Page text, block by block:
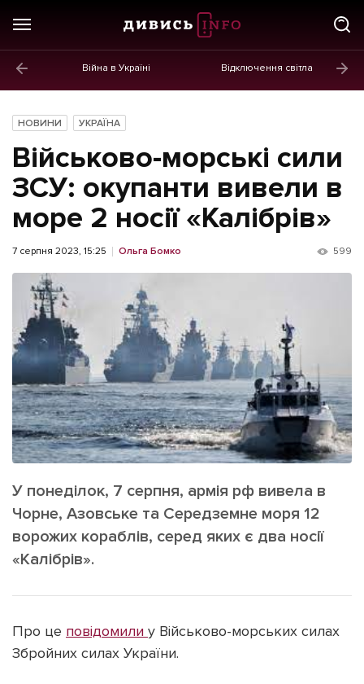
Війна в Україні Відключення світла
Новини
Політика
Економіка
Бізнес
Життя
Культура
Афіша
ІНШЕ
Інтерв'ю
Картки
Репортаж
Розслідування
Погляди
Ініціативи
Лонгріди
Прес-релізи
Фото/Відео
Made in Lviv
[email protected] Реклама на сайті
НОВИНИ УКРАЇНА
Військово-морські сили
ЗСУ: окупанти вивели в
море 2 носії «Калібрів»
7 серпня 2023, 15:25 Ольга Бомко 599
У понеділок, 7 серпня, армія рф вивела в
Чорне, Азовське та Середземне моря 12
ворожих кораблів, серед яких є два носії
«Калібрів».
Про це повідомили у Військово-морських силах
Збройних силах України.